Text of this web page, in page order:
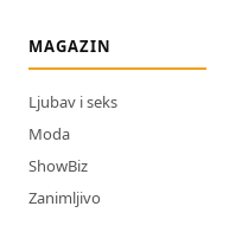
MAGAZIN
Ljubav i seks
Moda
ShowBiz
Zanimljivo